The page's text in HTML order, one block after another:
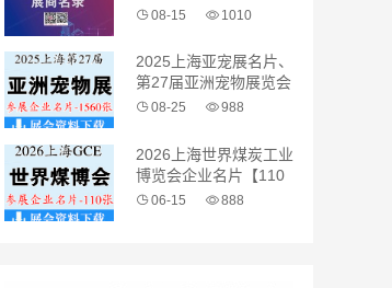
储能展览会参展商名录
08-15 1010
2025上海亚宠展名片、
第27届亚洲宠物展览会
企业名片【1560张】
08-25 988
2026上海世界煤炭工业
博览会企业名片【110
张】06-15 888